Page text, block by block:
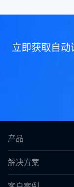
立即获取自
产品
解决方案